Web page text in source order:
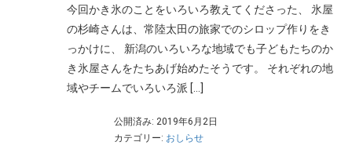
今回かき氷のことをいろいろ教えてくださった、 氷屋
の杉崎さんは、常陸太田の旅家でのシロップ作りをき
っかけに、 新潟のいろいろな地域でも子どもたちのか
き氷屋さんをたちあげ始めたそうです。 それぞれの地
域やチームでいろいろ派 […]
公開済み: 2019年6月2日
カテゴリー: おしらせ